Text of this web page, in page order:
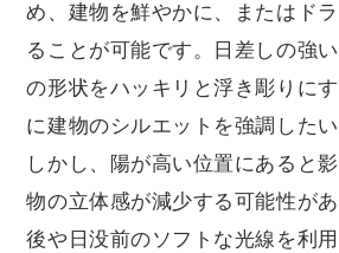
め、建物を鮮やかに、またはド
ることが可能です。日差しの強
の形状をハッキリと浮き彫りに
に建物のシルエットを強調したい
しかし、陽が高い位置にあると
物の立体感が減少する可能性が
後や日没前のソフトな光線を利